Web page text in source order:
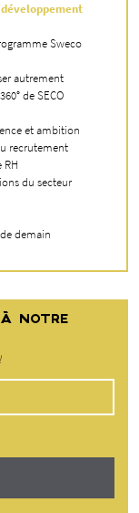
Sweco
autrement
de SECO
et ambition
recrutement
du secteur
demain
NOTRE